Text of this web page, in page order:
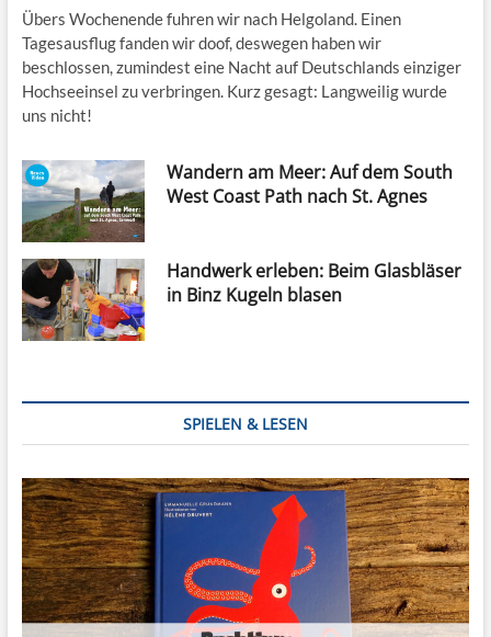
Übers Wochenende fuhren wir nach Helgoland. Einen
Tagesausflug fanden wir doof, deswegen haben wir
beschlossen, zumindest eine Nacht auf Deutschlands einziger
Hochseeinsel zu verbringen. Kurz gesagt: Langweilig wurde
uns nicht!
Wandern am Meer: Auf dem South
West Coast Path nach St. Agnes
Handwerk erleben: Beim Glasbläser
in Binz Kugeln blasen
SPIELEN & LESEN